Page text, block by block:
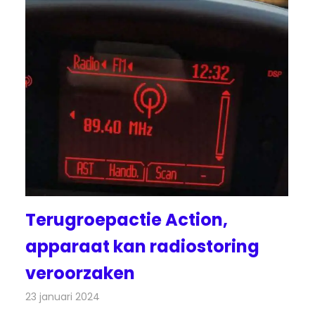
Terugroepactie Action,
apparaat kan radiostoring
veroorzaken
23 januari 2024